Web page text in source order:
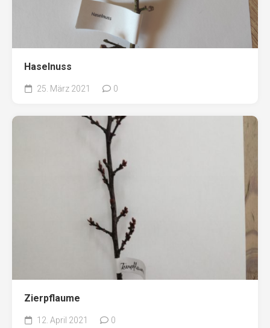
Haselnuss
25. März 2021 0
Zierpflaume
12. April 2021 0